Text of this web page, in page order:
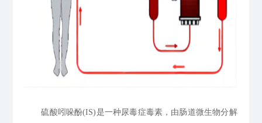
硫酸吲哚酚(IS)是一种尿毒症毒素，由肠道微生物分解